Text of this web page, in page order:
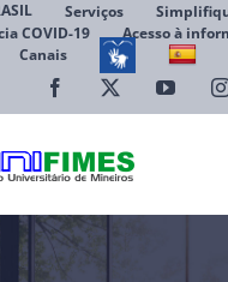
Serviços
COVID-19
Acesso à
Canais
Facebook